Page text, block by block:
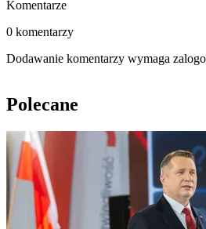
Komentarze
0 komentarzy
Dodawanie komentarzy wymaga
Polecane